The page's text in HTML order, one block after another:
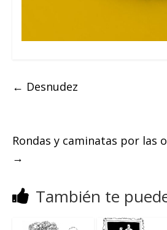
← Desnudez
Rondas y caminatas por las
→
También te